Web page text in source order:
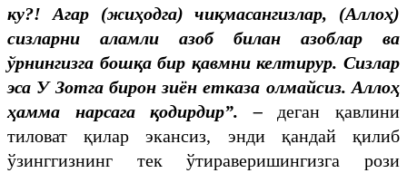
ку?! Агар (жиҳодга) чиқмасангизлар, (Аллоҳ)
сизларни аламли азоб билан азоблар ва
ўрнингизга бошқа бир қавмни келтирур. Сизлар
эса У Зотга бирон зиён етказа олмайсиз. Аллоҳ
ҳамма нарсага қодирдир”. – деган қавлини
тиловат қилар экансиз, энди қандай қилиб
ўзинггизнинг тек ўтираверишингизга рози